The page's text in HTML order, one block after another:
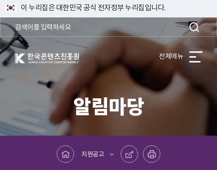
이 누리집은 대한민국 공식 전자정부 누리집입니다.
한국콘텐츠진흥원 KOREA CREATIVE CONTENT AGENCY 전체메뉴
알림마당
메인페이지로 바로가기
지원공고
공유하기 프린트하기